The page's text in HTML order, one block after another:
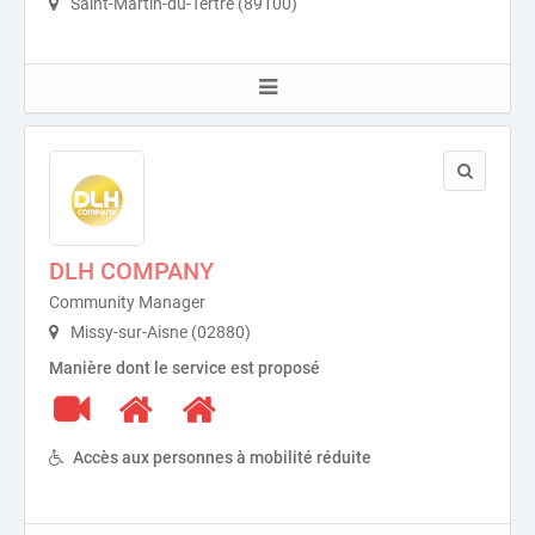
DLH COMPANY
Community Manager
Missy-sur-Aisne (02880)
Manière dont le service est proposé
Accès aux personnes à mobilité réduite